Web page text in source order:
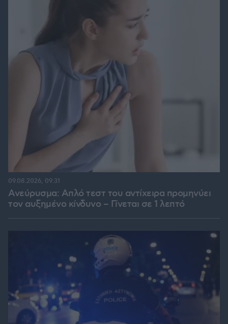
Ανεύρυσμα: Απλό τεστ του αντίχειρα προμηνύει
τον αυξημένο κίνδυνο – Γίνεται σε 1 λεπτό
09.08.2026, 09:31